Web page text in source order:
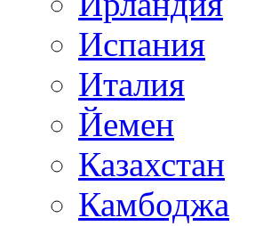
Испания
Италия
Йемен
Казахстан
Камбоджа